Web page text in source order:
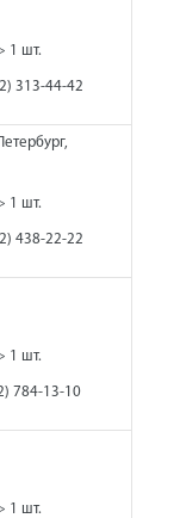
1 шт.
313-44-42
1 шт.
438-22-22
1 шт.
784-13-10
1 шт.